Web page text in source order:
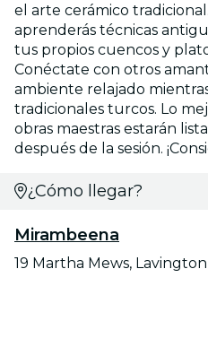
el arte cerámico
aprenderás técnicas
tus propios cuencos y
Conéctate con otros
ambiente relajado
tradicionales turcos. Lo
obras maestras estarán
después de la sesión.
¿Cómo llegar?
Mirambeena
19 Martha Mews,